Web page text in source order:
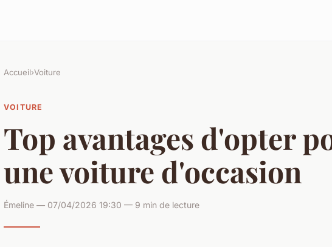
Accueil›Voiture
VOITURE
Top avantages d'opter
une voiture d'occasion
Émeline — 07/04/2026 19:30 — 9 min de lecture